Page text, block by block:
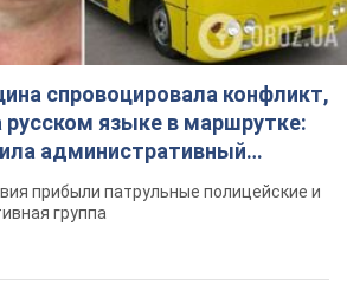
спровоцировала конфликт,
русском языке в маршрутке:
административный
прибыли патрульные полицейские и
группа